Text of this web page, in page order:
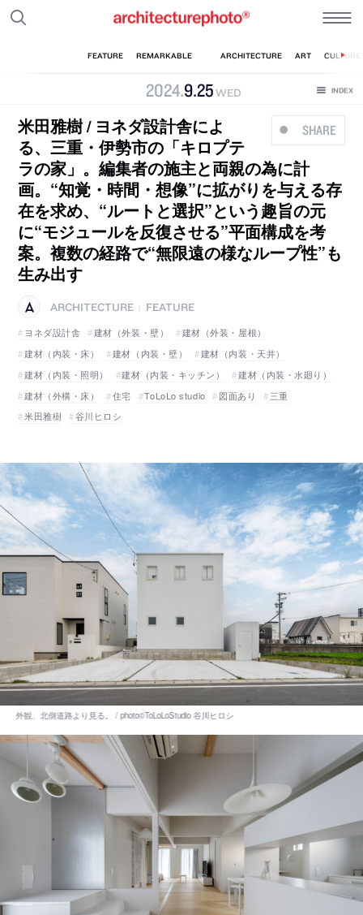
2024.9.25 WED
SHARE
米田雅樹 / ヨネダ設計舎によ
る、三重・伊勢市の「キロプテ
ラの家」。編集者の施主と両親の為に計
画。“知覚・時間・想像”に拡がりを与える存
在を求め、“ルートと選択”という趣旨の元
に“モジュールを反復させる”平面構成を考
案。複数の経路で“無限遠の様なループ性”も
生み出す
ARCHITECTURE
FEATURE
ヨネダ設計舎
建材（外装・壁）
建材（外装・屋根）
建材（内装・床）
建材（内装・壁）
建材（内装・天井）
建材（内装・照明）
建材（内装・キッチン）
建材（内装・水廻り）
建材（外構・床）
住宅 ToLoLo studio 図面あり
三重
米田雅樹
谷川ヒロシ